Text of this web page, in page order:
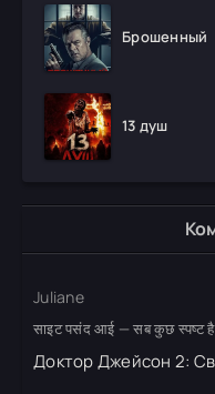
Брошенный
13 душ
Juliane
साइट पसंद आई — सब कुछ स्पष्ट
Доктор Джейсон 2: